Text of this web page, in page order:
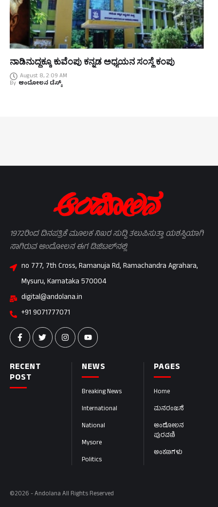
ನಾಡಿನುದ್ದಕ್ಕೂ ಕುವೆಂಪು ಕನ್ನಡ ಅಧ್ಯಯನ ಸಂಸ್ಥೆ ಕಂಪು
August 8, 2:09 AM
By ಆಂದೋಲನ ಡೆಸ್ಕ್
PAGES
Home
ಮನರಂಜನೆ
ಆಂದೋಲನ
ಪುರವಣಿ
ಅಂಕಣಗಳು
NEWS
Breaking News
International
National
Mysore
Politics
RECENT
POST
1972ರಿಂದ ದಿನಪತ್ರಿಕೆ ಮೂಲಕ ನಿಖರ ಸುದ್ದಿ ತಲುಪಿಸುತ್ತಾ ಯಶಸ್ವಿಯಾಗಿ
ಸಾಗಿರುವ ಆಂದೋಲನ ಈಗ ಡಿಜಿಟಲ್‌ನಲ್ಲಿ
no 777, 7th Cross, Ramanuja Rd, Ramachandra Agrahara,
Mysuru, Karnataka 570004
digital@andolana.in
+91 9071777071
©2026 - Andolana All Rights Reserved